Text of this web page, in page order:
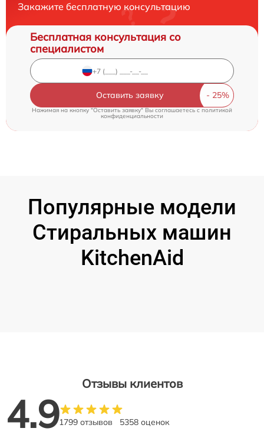
Закажите бесплатную консультацию
Бесплатная консультация со
специалистом
Оставить заявку
Нажимая на кнопку "Оставить заявку" Вы соглашаетесь cполитикой
конфиденциальности
Популярные модели
Стиральных машин
KitchenAid
Отзывы клиентов
4.91799 отзывов 5358 оценок